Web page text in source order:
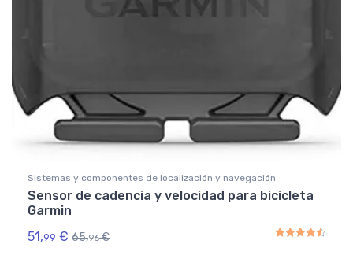
Sistemas y componentes de localización y navegación
Sensor de cadencia y velocidad para bicicleta
Garmin
51,99 € 65,96 €